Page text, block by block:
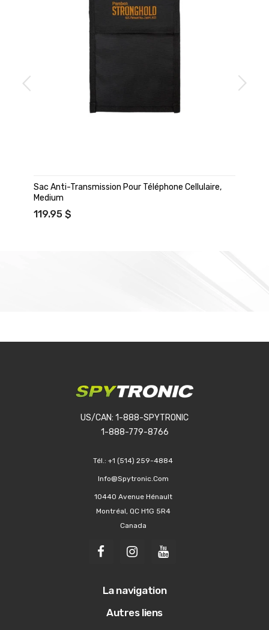
Sac Anti-Transmission Pour Téléphone Cellulaire,
Medium
119.95 $
US/CAN: 1-888-SPYTRONIC
1-888-779-8766
Tél.: +1 (514) 259-4884
Info@spytronic.com
10440 Avenue Hénault
Montréal, QC H1G 5R4
Canada
La navigation
Autres liens